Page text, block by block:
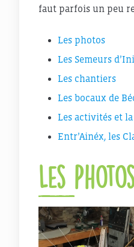
faut parfois un peu
Les photos
Les Semeurs
Les chantiers
Les bocaux de
Les activités et
Entr’Ainéx, les
Les